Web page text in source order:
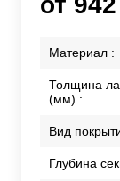
Материал :
Толщина
(мм) :
Вид
Глубина